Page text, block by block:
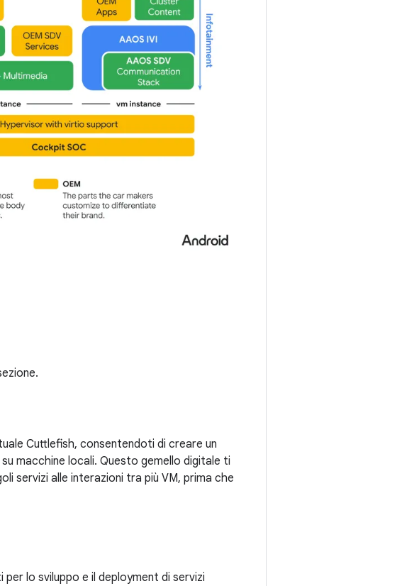
Cuttlefish, consentendoti di creare un
macchine locali. Questo gemello digitale ti
servizi alle interazioni tra più VM, prima che
lo sviluppo e il deployment di servizi